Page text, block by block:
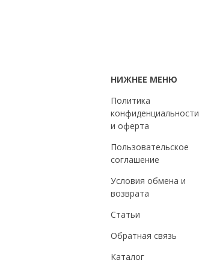
НИЖНЕЕ МЕНЮ
Политика
конфиденциальности
и оферта
Пользовательское
соглашение
Условия обмена и
возврата
Статьи
Обратная связь
Каталог